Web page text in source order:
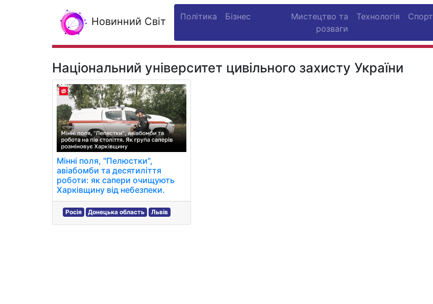
Новинний Світ Політика Бізнес
Мистецтво та
розваги
Технологія Спорт
Національний університет цивільного захисту України
Мінні поля, "Пелюстки",
авіабомби та десятиліття
роботи: як сапери очищують
Харківщину від небезпеки.
Росія Донецька область Львів